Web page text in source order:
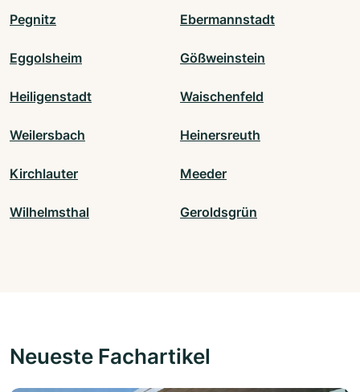
Pegnitz Ebermannstadt
Eggolsheim Gößweinstein
Heiligenstadt Waischenfeld
Weilersbach Heinersreuth
Kirchlauter Meeder
Wilhelmsthal Geroldsgrün
Neueste Fachartikel